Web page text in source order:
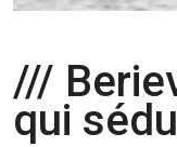
///
qui